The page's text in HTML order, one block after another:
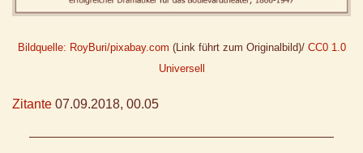
Bildquelle: RoyBuri/pixabay.com (Link führt zum Originalbild)/ CC0 1.0
Universell
Zitante 07.09.2018, 00.05